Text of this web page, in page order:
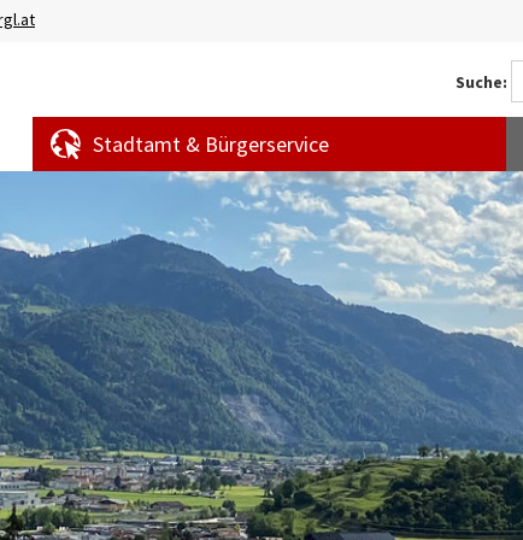
Suche:
Stadtamt & Bürgerservice
Amtstafel
Veranstaltungen
Bürgermeldungen